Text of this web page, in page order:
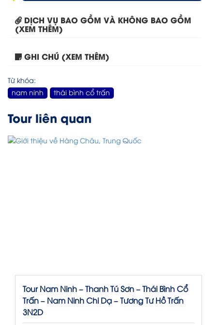
DỊCH VỤ BAO GỒM VÀ KHÔNG BAO GỒM
(XEM THÊM)
GHI CHÚ (XEM THÊM)
Từ khóa:
nam ninh
thái bình cổ trấn
Tour liên quan
Tour Hà Nội – Thượng...
Tour Nam Ninh – Thanh Tú Sơn – Thái Bình Cổ
Trấn – Nam Ninh Chi Dạ – Tương Tư Hồ Trấn
3N2D